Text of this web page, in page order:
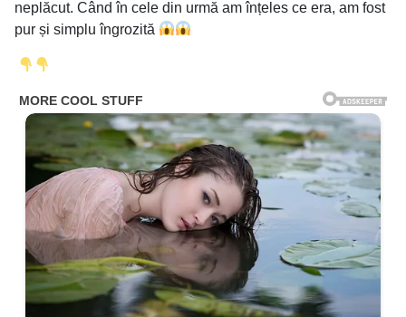
neplăcut. Când în cele din urmă am înțeles ce era, am fost
pur și simplu îngrozită